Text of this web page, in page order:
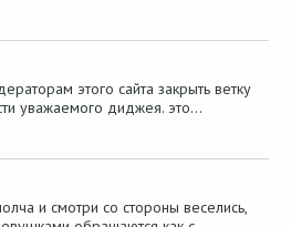
этого сайта закрыть ветку
уважаемого диджея. это…
и смотри со стороны веселись,